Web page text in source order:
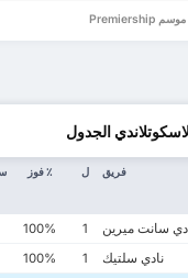
الجدول
فريق ل ٪ فوز
سانت ميرين 1
100%
نادي سلتيك 1
100%